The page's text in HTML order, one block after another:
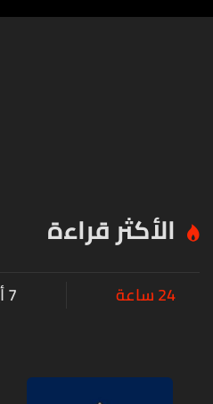
الأكثر قراءة
24 ساعة 7 أيام